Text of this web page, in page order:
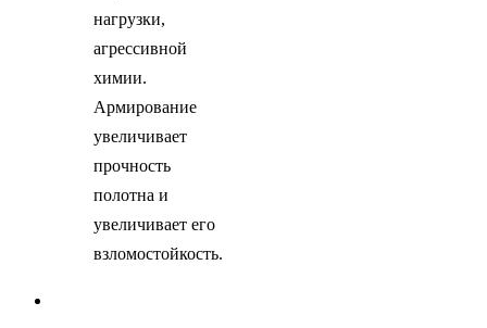
нагрузки,
агрессивной
химии.
Армирование
увеличивает
прочность
полотна и
увеличивает его
взломостойкость.